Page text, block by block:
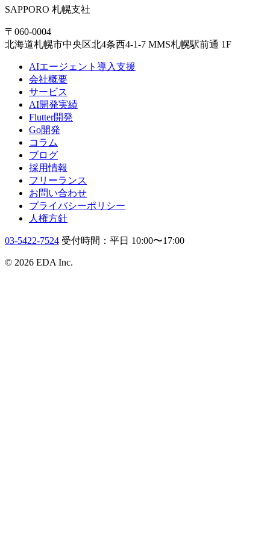
SAPPORO 札幌支社
〒060-0004
北海道札幌市中央区北4条西4-1-7 MMS札幌駅前通 1F
AIエージェント導入支援
会社概要
サービス
AI開発実績
Flutter開発
Go開発
コラム
ブログ
採用情報
フリーランス
お問い合わせ
プライバシーポリシー
人権方針
03-5422-7524 受付時間：平日 10:00〜17:00
© 2026 EDA Inc.